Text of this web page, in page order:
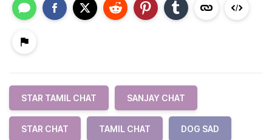
STAR TAMIL CHAT SANJAY CHAT
STAR CHAT TAMIL CHAT DOG SAD